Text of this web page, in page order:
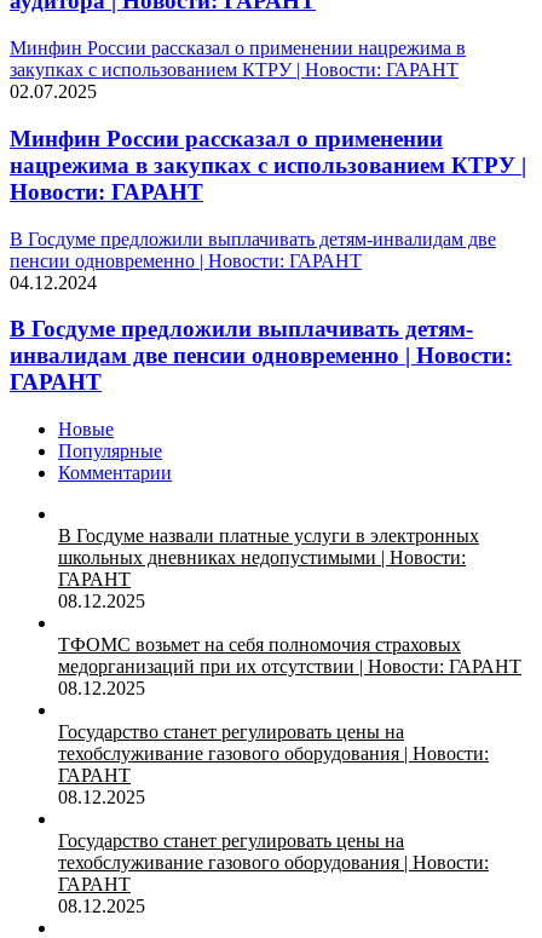
Минфин России рассказал о применении нацрежима в
закупках с использованием КТРУ | Новости: ГАРАНТ
02.07.2025
Минфин России рассказал о применении
нацрежима в закупках с использованием КТРУ |
Новости: ГАРАНТ
В Госдуме предложили выплачивать детям-инвалидам две
пенсии одновременно | Новости: ГАРАНТ
04.12.2024
В Госдуме предложили выплачивать детям-
инвалидам две пенсии одновременно | Новости:
ГАРАНТ
Новые
Популярные
Комментарии
В Госдуме назвали платные услуги в электронных
школьных дневниках недопустимыми | Новости:
ГАРАНТ
08.12.2025
ТФОМС возьмет на себя полномочия страховых
медорганизаций при их отсутствии | Новости: ГАРАНТ
08.12.2025
Государство станет регулировать цены на
техобслуживание газового оборудования | Новости:
ГАРАНТ
08.12.2025
Государство станет регулировать цены на
техобслуживание газового оборудования | Новости:
ГАРАНТ
08.12.2025